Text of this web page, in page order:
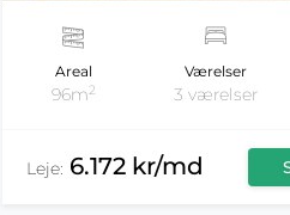
Areal
96m2
Værelser
3 værelser
Leje: 6.172 kr/md